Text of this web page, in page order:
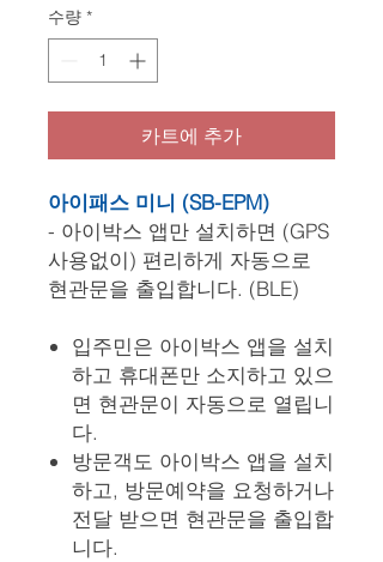
수량 *
카트에 추가
아이패스 미니 (SB-EPM)
- 아이박스 앱만 설치하면 (GPS
사용없이) 편리하게 자동으로
현관문을 출입합니다. (BLE)
입주민은 아이박스 앱을 설치
하고 휴대폰만 소지하고 있으
면 현관문이 자동으로 열립니
다.
방문객도 아이박스 앱을 설치
하고, 방문예약을 요청하거나
전달 받으면 현관문을 출입합
니다.